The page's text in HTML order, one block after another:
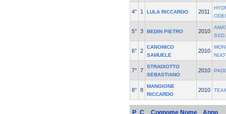
4° 1 LULA RICCARDO 2011
5° 3 BEDIN PIETRO 2010
SSD
6° 2
CANONICO
SAMUELE
2010
7° 7
STRADIOTTO
SEBASTIANO
2010
8° 8
MANGIONE
RICCARDO
2010
P C Cognome Nome
Anno